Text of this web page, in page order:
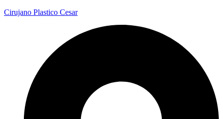
Cirujano Plastico Cesar